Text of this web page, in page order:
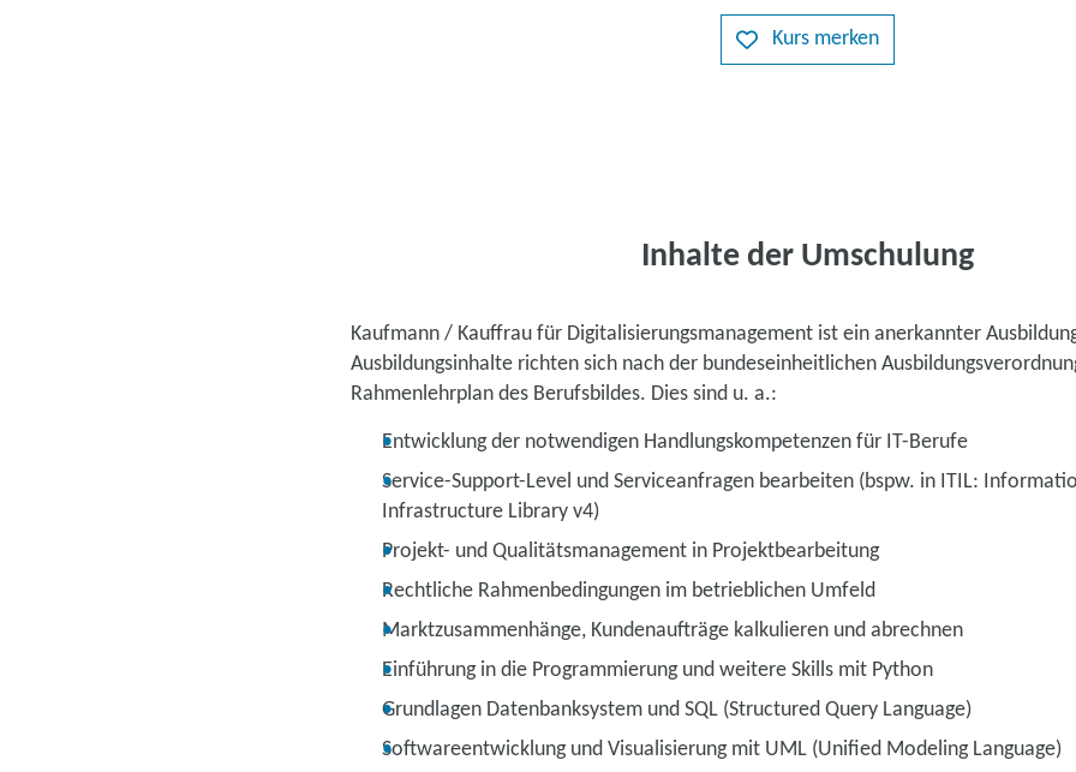
Kurs merken
Inhalte der Umschulung
Kaufmann / Kauffrau für Digitalisierungsmanagement ist ein anerkannter
Ausbildungsinhalte richten sich nach der bundeseinheitlichen
Rahmenlehrplan des Berufsbildes. Dies sind u. a.:
Entwicklung der notwendigen Handlungskompetenzen für IT-Berufe
Service-Support-Level und Serviceanfragen bearbeiten (bspw. in ITIL:
Infrastructure Library v4)
Projekt- und Qualitätsmanagement in Projektbearbeitung
Rechtliche Rahmenbedingungen im betrieblichen Umfeld
Marktzusammenhänge, Kundenaufträge kalkulieren und abrechnen
Einführung in die Programmierung und weitere Skills mit Python
Grundlagen Datenbanksystem und SQL (Structured Query Language)
Softwareentwicklung und Visualisierung mit UML (Unified Modeling Language)